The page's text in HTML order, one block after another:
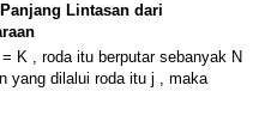
Lintasan dari
K , roda itu berputar sebanyak N
yang dilalui roda itu j , maka